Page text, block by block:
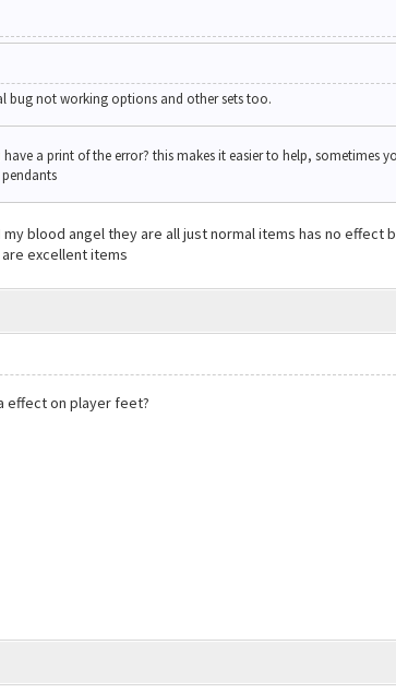
bug not working options and other sets too.
a print of the error? this makes it easier to help, sometimes
my blood angel they are all just normal items has no
excellent items
effect on player feet?